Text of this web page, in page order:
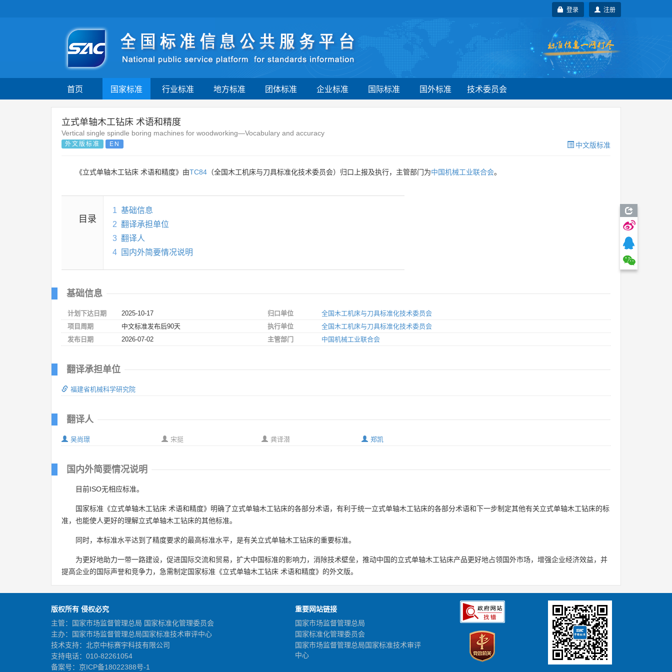
注册
登录
首页 国家标准 行业标准 地方标准 团体标准 企业标准 国际标准 国外标准 技术委员会
立式单轴木工钻床 术语和精度
Vertical single spindle boring machines for woodworking—Vocabulary and accuracy
外文版标准 EN 中文版标准
《立式单轴木工钻床 术语和精度》由TC84 （全国木工机床与刀具标准化技术委员会）归口上报及执行，主管部门为中国机械工业联合会。
目录
1 基础信息
2 翻译承担单位
3 翻译人
4
国内外简要情况说明
基础信息
计划下达日期
2025-10-17
项目周期
中文标准发布后90天
发布日期
2026-07-02
归口单位
全国木工机床与刀具标准化技术委员会
执行单位
全国木工机床与刀具标准化技术委员会
主管部门
中国机械工业联合会
翻译承担单位
福建省机械科学研究院
翻译人
吴尚璟 宋挺 龚译潜 郑凯
国内外简要情况说明
目前ISO无相应标准。
国家标准《立式单轴木工钻床 术语和精度》明确了立式单轴木工钻床的各部分术语，有利于统一立式单轴木工钻床的各部分术语和下一步制定其他有关立式单轴木工钻床的标
准，也能使人更好的理解立式单轴木工钻床的其他标准。
同时，本标准水平达到了精度要求的最高标准水平，是有关立式单轴木工钻床的重要标准。
为更好地助力一带一路建设，促进国际交流和贸易，扩大中国标准的影响力，消除技术壁垒，推动中国的立式单轴木工钻床产品更好地占领国外市场，增强企业经济效益，并
提高企业的国际声誉和竞争力，急需制定国家标准《立式单轴木工钻床 术语和精度》的外文版。
版权所有 侵权必究
主管：国家市场监督管理总局 国家标准化管理委员会
主办：国家市场监督管理总局国家标准技术审评中心
技术支持：北京中标赛宇科技有限公司
支持电话：010-82261054
备案号： 京ICP备18022388号-1
重要网站链接
国家市场监督管理总局
国家标准化管理委员会
国家市场监督管理总局国家标准技术审评
中心